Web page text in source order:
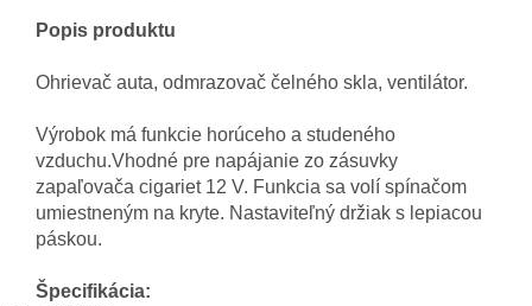
Popis produktu
Ohrievač auta, odmrazovač čelného skla, ventilátor.
Výrobok má funkcie horúceho a studeného
vzduchu.Vhodné pre napájanie zo zásuvky
zapaľovača cigariet 12 V. Funkcia sa volí spínačom
umiestneným na kryte. Nastaviteľný držiak s lepiacou
páskou.
Špecifikácia: